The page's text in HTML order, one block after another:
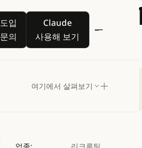
도입
문의
도입 문의
Claude
사용해 보기
Claude 사용해 보기
여기에서 살펴보기